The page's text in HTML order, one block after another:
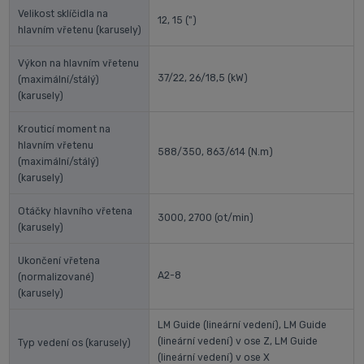
Velikost sklíčidla na
hlavním vřetenu (karusely)
12, 15 (")
Výkon na hlavním vřetenu
(maximální/stálý)
(karusely)
37/22, 26/18,5 (kW)
Krouticí moment na
hlavním vřetenu
(maximální/stálý)
(karusely)
588/350, 863/614 (N.m)
Otáčky hlavního vřetena
(karusely)
3000, 2700 (ot/min)
Ukončení vřetena
(normalizované)
(karusely)
A2-8
Typ vedení os (karusely)
LM Guide (lineární vedení), LM Guide
(lineární vedení) v ose Z, LM Guide
(lineární vedení) v ose X